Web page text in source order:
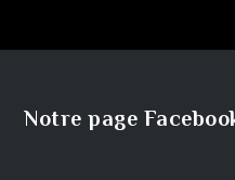
Notre page